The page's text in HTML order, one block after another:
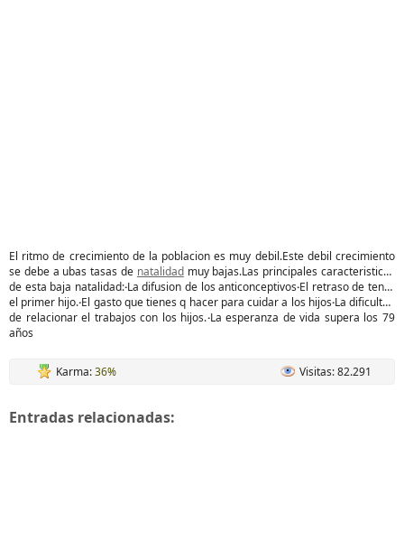
El ritmo de crecimiento de la poblacion es muy debil.Este debil crecimiento
se debe a ubas tasas de natalidadmuy bajas.Las principales caracteristicas
de esta baja natalidad:·La difusion de los anticonceptivos·El retraso de tener
el primer hijo.·El gasto que tienes q hacer para cuidar a los hijos·La dificultad
de relacionar el trabajos con los hijos.·La esperanza de vida supera los 79
años
Karma:36% Visitas: 82.291
Entradas relacionadas: